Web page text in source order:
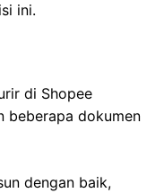
ini.
di Shopee
beberapa dokumen
dengan baik,